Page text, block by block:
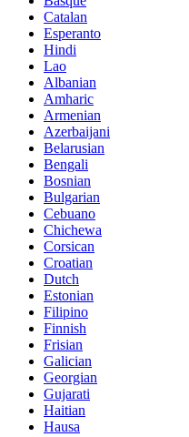
Catalan
Esperanto
Hindi
Lao
Albanian
Amharic
Armenian
Azerbaijani
Belarusian
Bengali
Bosnian
Bulgarian
Cebuano
Chichewa
Corsican
Croatian
Dutch
Estonian
Filipino
Finnish
Frisian
Galician
Georgian
Gujarati
Haitian
Hausa